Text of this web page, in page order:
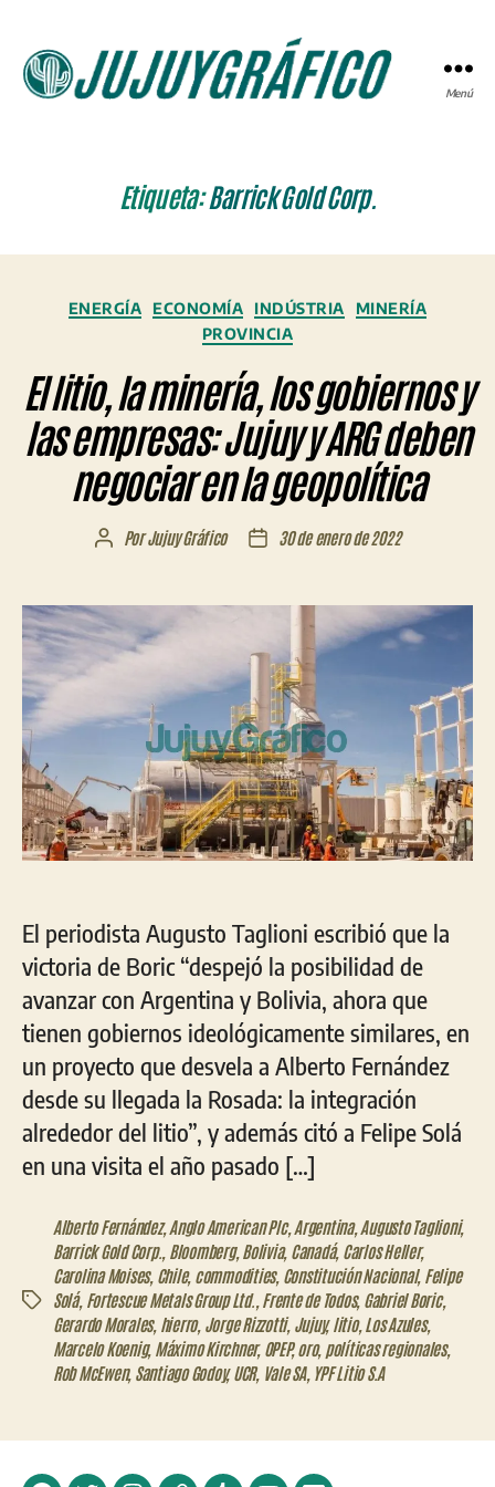
Menú
Etiqueta:Barrick Gold Corp.
Categorías
ENERGÍA ECONOMÍA INDÚSTRIA
MINERÍA
PROVINCIA
El litio, la minería, los gobiernos y
las empresas: Jujuy y ARG deben
negociar en la geopolítica
Autor
entrada
PorJujuy Gráfico
Fecha
entrada
30 de enero de 2022
El periodista Augusto Taglioni escribió que la
victoria de Boric “despejó la posibilidad de
avanzar con Argentina y Bolivia, ahora que
tienen gobiernos ideológicamente similares, en
un proyecto que desvela a Alberto Fernández
desde su llegada la Rosada: la integración
alrededor del litio”, y además citó a Felipe Solá
en una visita el año pasado […]
Etiquetas
Alberto Fernández, Anglo American Plc, Argentina, Augusto Taglioni,
Barrick Gold Corp. Bloomberg, Bolivia, Canadá, Carlos Heller,
Carolina Moises, Chile, commodities, Constitución Nacional, Felipe
Solá, Fortescue Metals Group Ltd. Frente de Todos, Gabriel Boric,
Gerardo Morales, hierro, Jorge Rizzotti, Jujuy,litio, Los Azules,
Marcelo Koenig, Máximo Kirchner, OPEP,oro, políticas regionales,
Rob McEwen, Santiago Godoy,UCR, Vale SA, YPF Litio S.A